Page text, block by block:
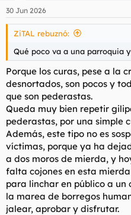
Ponedlo en el 12.10
30 Jun 2026
ZiTAL rebuznó:
Qué poco va a una parroquia
Porque los curas, pese a la
desnortados, son pocos y
que son pederastas.
Queda muy bien repetir
pederastas, por una simple
Además, este tipo no es
víctimas, porque ya ha
a dos moros de mierda, y
falta cojones en esta
para linchar en público a un
la marea de borregos
jalear, aprobar y disfrutar.